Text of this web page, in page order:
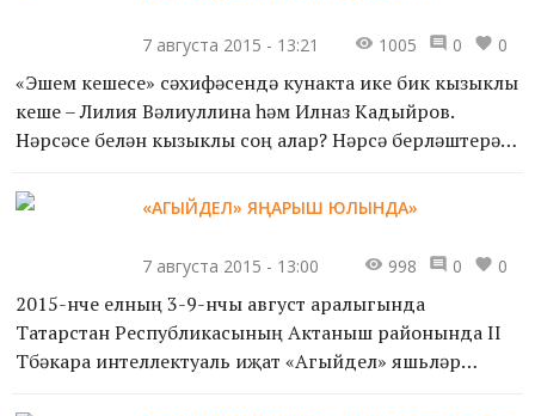
7 августа 2015 - 13:21 1005 0 0
«Эшем кешесе» сәхифәсендә кунакта ике бик кызыклы
кеше – Лилия Вәлиуллина һәм Илназ Кадыйров.
Нәрсәсе белән кызыклы соң алар? Нәрсә берләштерә
тәмамлап, ю... «АГЫЙДЕЛ» ЯҢАРЫШ ЮЛЫНДА»
7 августа 2015 - 13:00 998 0 0
2015-нче елның 3-9-нчы август аралыгында
Татарстан Республикасының Актаныш районында II
Төбәкара интеллектуаль иҗат «Агыйдел» яшьләр